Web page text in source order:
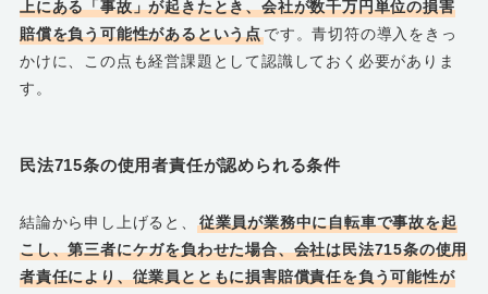
上にある「事故」が起きたとき、会社が数千万円単位の損害
賠償を負う可能性があるという点です。青切符の導入をきっ
かけに、この点も経営課題として認識しておく必要がありま
す。
民法715条の使用者責任が認められる条件
結論から申し上げると、
従業員が業務中に自転車で事故を起
こし、第三者にケガを負わせた場合、会社は民法715条の使用
者責任により、従業員とともに損害賠償責任を負う可能性が